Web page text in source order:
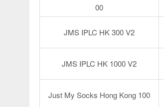
00
JMS IPLC HK 300 V2
JMS IPLC HK 1000 V2
Just My Socks Hong Kong 100